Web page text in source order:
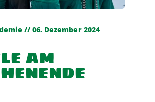
// 06. Dezember 2024
AM